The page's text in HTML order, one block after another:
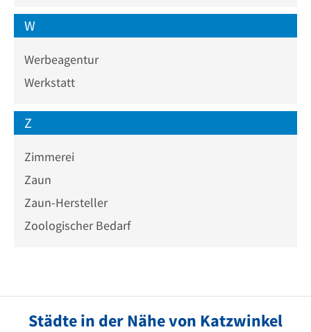
W
Werbeagentur
Werkstatt
Z
Zimmerei
Zaun
Zaun-Hersteller
Zoologischer Bedarf
Städte in der Nähe von Katzwinkel